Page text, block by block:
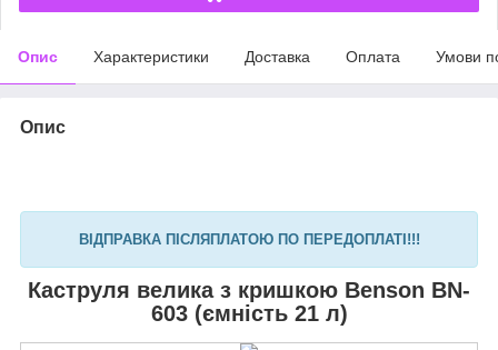
Опис Характеристики Доставка Оплата Умови
Опис
ВІДПРАВКА ПІСЛЯПЛАТОЮ ПО ПЕРЕДОПЛАТІ!!!
Каструля велика з кришкою Benson BN-
603 (ємність 21 л)